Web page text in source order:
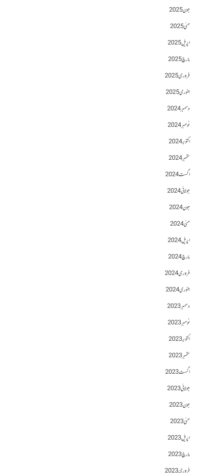
جون 2025
مئی 2025
اپریل 2025
مارچ 2025
فروری 2025
جنوری 2025
دسمبر 2024
نومبر 2024
اکتوبر 2024
ستمبر 2024
اگست 2024
جولائی 2024
جون 2024
مئی 2024
اپریل 2024
مارچ 2024
فروری 2024
جنوری 2024
دسمبر 2023
نومبر 2023
اکتوبر 2023
ستمبر 2023
اگست 2023
جولائی 2023
جون 2023
مئی 2023
اپریل 2023
مارچ 2023